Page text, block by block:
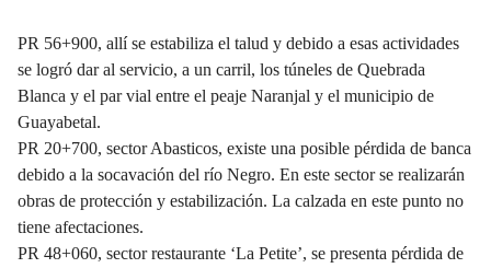
PR 56+900, allí se estabiliza el talud y debido a esas actividades
se logró dar al servicio, a un carril, los túneles de Quebrada
Blanca y el par vial entre el peaje Naranjal y el municipio de
Guayabetal.
PR 20+700, sector Abasticos, existe una posible pérdida de banca
debido a la socavación del río Negro. En este sector se realizarán
obras de protección y estabilización. La calzada en este punto no
tiene afectaciones.
PR 48+060, sector restaurante ‘La Petite’, se presenta pérdida de